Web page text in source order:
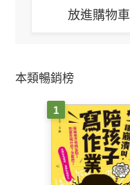
放進購物車
本類暢銷榜
1